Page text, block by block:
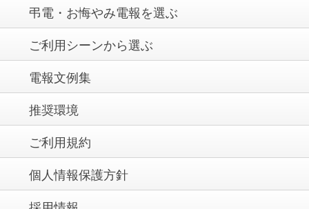
弔電・お悔やみ電報を選ぶ
ご利用シーンから選ぶ
電報文例集
推奨環境
ご利用規約
個人情報保護方針